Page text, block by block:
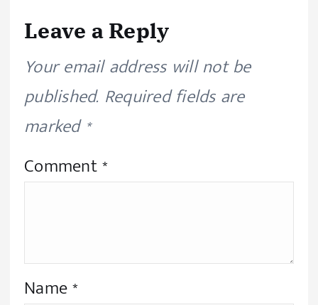
Leave a Reply
Your email address will not be
published. Required fields are
marked*
Comment*
Name*